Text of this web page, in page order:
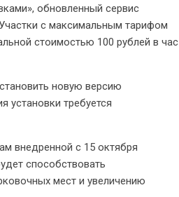
обновленный сервис
с максимальным тарифом
стоимостью 100 рублей в час
новую версию
установки требуется
внедренной с 15 октября
способствовать
мест и увеличению